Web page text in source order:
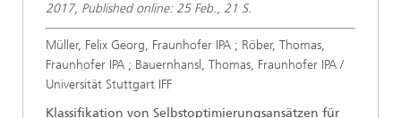
2017, Published online: 25 Feb., 21 S.
Müller, Felix Georg, Fraunhofer IPA ; Röber, Thomas,
Fraunhofer IPA ; Bauernhansl, Thomas, Fraunhofer IPA /
Universität Stuttgart IFF
Klassifikation von Selbstoptimierungsansätzen für